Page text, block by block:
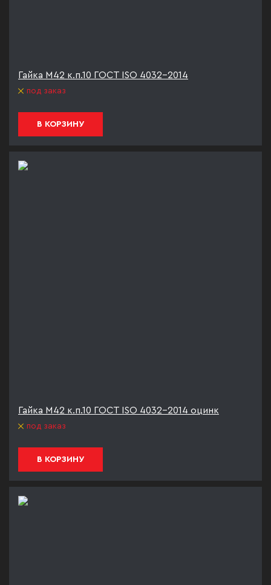
Гайка М42 к.п.10 ГОСТ ISO 4032-2014
под заказ
В КОРЗИНУ
Гайка М42 к.п.10 ГОСТ ISO 4032-2014 оцинк
под заказ
В КОРЗИНУ